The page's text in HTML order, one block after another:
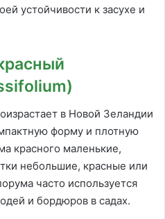
устойчивости к засухе и
в Новой Зеландии
форму и плотную
красного маленькие,
небольшие, красные или
часто используется
и бордюров в садах.